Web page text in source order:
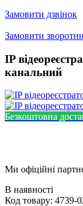
Замовити дзвінок
Замовити
IP
канальний
Безкоштовна
Ми офіційні
В наявності
Код товару: 4739-